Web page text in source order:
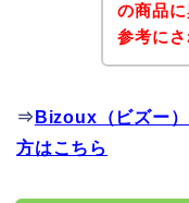
の商品
参考に
⇒ Bizoux（ビズー
方はこちら